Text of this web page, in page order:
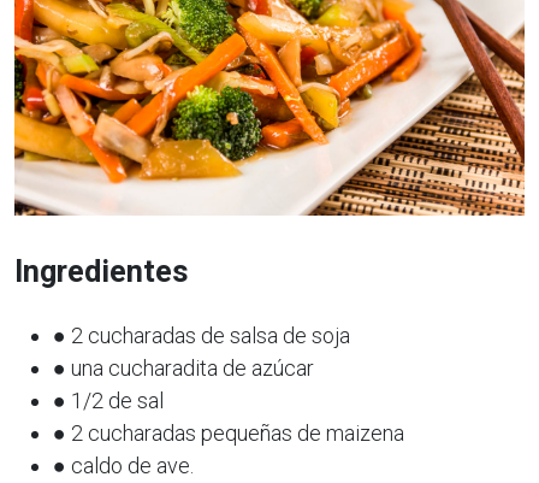
Ingredientes
● 2 cucharadas de salsa de soja
● una cucharadita de azúcar
● 1/2 de sal
● 2 cucharadas pequeñas de maizena
● caldo de ave.